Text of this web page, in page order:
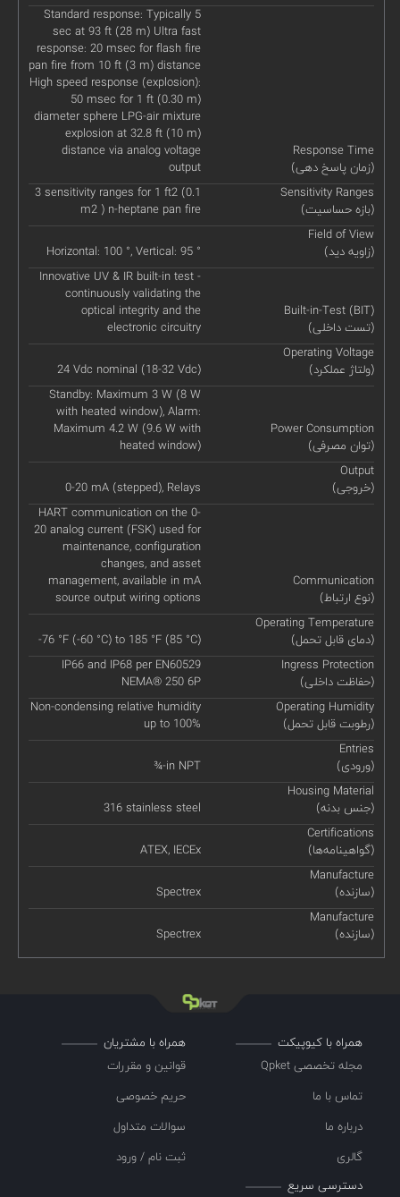
Response Time
(زمان پاسخ دهی)
Standard response: Typically 5
sec at 93 ft (28 m) Ultra fast
response: 20 msec for flash fire
pan fire from 10 ft (3 m) distance
High speed response (explosion):
50 msec for 1 ft (0.30 m)
diameter sphere LPG-air mixture
explosion at 32.8 ft (10 m)
distance via analog voltage
output
Sensitivity Ranges
(بازه حساسیت)
3 sensitivity ranges for 1 ft2 (0.1
m2 ) n-heptane pan fire
Field of View
(زاویه دید)
Horizontal: 100 °, Vertical: 95 °
Built-in-Test (BIT)
(تست داخلی)
Innovative UV & IR built-in test -
continuously validating the
optical integrity and the
electronic circuitry
Operating Voltage
(ولتاژ عملکرد)
24 Vdc nominal (18-32 Vdc)
Power Consumption
(توان مصرفی)
Standby: Maximum 3 W (8 W
with heated window), Alarm:
Maximum 4.2 W (9.6 W with
heated window)
Output
(خروجی)
0-20 mA (stepped), Relays
Communication
(نوع ارتباط)
HART communication on the 0-
20 analog current (FSK) used for
maintenance, configuration
changes, and asset
management, available in mA
source output wiring options
Operating Temperature
(دمای قابل تحمل)
-76 °F (-60 °C) to 185 °F (85 °C)
Ingress Protection
(حفاظت داخلی)
IP66 and IP68 per EN60529
NEMA® 250 6P
Operating Humidity
(رطوبت قابل تحمل)
Non-condensing relative humidity
up to 100%
Entries
(ورودی)
¾-in NPT
Housing Material
(جنس بدنه)
316 stainless steel
Certifications
(گواهینامه‌ها)
ATEX, IECEx
Manufacture
(سازنده)
Spectrex
Manufacture
(سازنده)
Spectrex
همراه با کیوپیکت
مجله تخصصی Qpket
تماس با ما
درباره ما
گالری
همراه با مشتریان
قوانین و مقررات
حریم خصوصی
سوالات متداول
ثبت نام / ورود
دسترسی سریع